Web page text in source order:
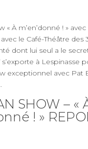
« À m’en’donné ! »
le Café-Théâtre des
dont lui seul a le
s’exporte à Lespinasse
exceptionnel avec Pat
SHOW – «
! »